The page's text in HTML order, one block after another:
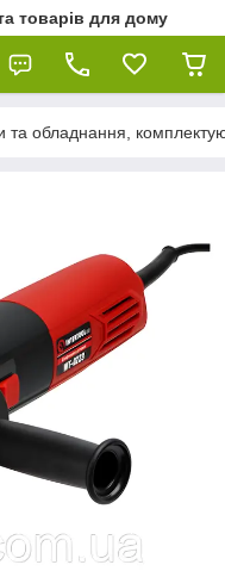
товарів для дому
та обладнання,